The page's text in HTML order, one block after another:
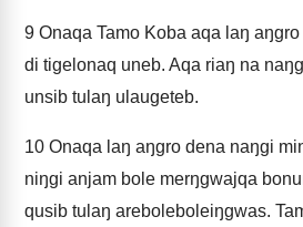
9 Onaqa Tamo Koba aqa laŋ
di tigelonaq uneb. Aqa riaŋ na
unsib tulaŋ ulaugeteb.
10 Onaqa laŋ aŋgro dena naŋgi
niŋgi anjam bole merŋgwajqa
qusib tulaŋ areboleboleiŋgwas.